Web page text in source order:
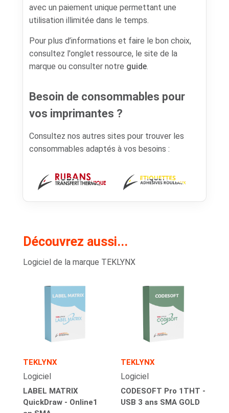
avec un paiement unique permettant une
utilisation illimitée dans le temps.
Pour plus d’informations et faire le bon choix,
consultez l'onglet ressource, le site de la
marque ou consulter notre guide.
Besoin de consommables pour
vos imprimantes ?
Consultez nos autres sites pour trouver les
consommables adaptés à vos besoins :
Découvrez aussi...
Logiciel de la marque TEKLYNX
TEKLYNX
Logiciel
LABEL MATRIX
QuickDraw - Online1
TEKLYNX
Logiciel
CODESOFT Pro 1THT -
USB 3 ans SMA GOLD